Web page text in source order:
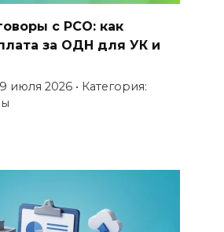
с РСО: как
за ОДН для УК и
июля 2026 • Категория: